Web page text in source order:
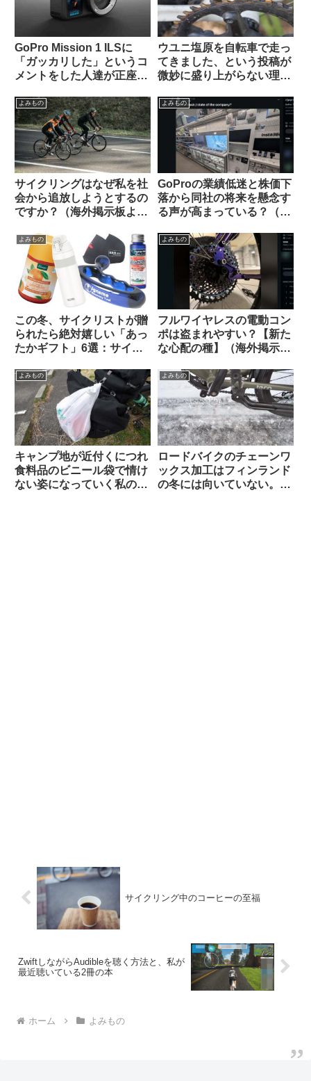
GoPro Mission 1 ILSに
「ガッカリした」というコ
メントをした人達が正座さ
ッドを海外掲示板で発見
ウユニ塩原を自転車で走っ
てきました、という投稿が
微妙に盛り上がらない理由
よみもの
サイクリングはなぜ私を社
会から追放しようとするの
ですか？（海外掲示板よ
よみもの
GoProの業績低迷と株価下
落から同社の将来を懸念す
る声が高まっている？（海
よみもの
この冬、サイクリストが贈
られたら絶対嬉しい「あっ
たかギフト」6選：サイズ
いなく感謝されます
よみもの
フルワイヤレスの電動コン
ポは盗まれやすい？【新た
な心配の種】（海外掲示板
よみもの
キャンプ地が近付くにつれ
食料品のビニール袋で情け
ない姿になっていく私の愛
よみもの
ロードバイクのチェーンワ
ックス加工はフィンランド
の冬には向いていない。大
サイクリング中のコーヒーの至福
ZwiftしながらAudibleを聴く方法と、私が
最近聴いている2冊の本
ホーム よみもの